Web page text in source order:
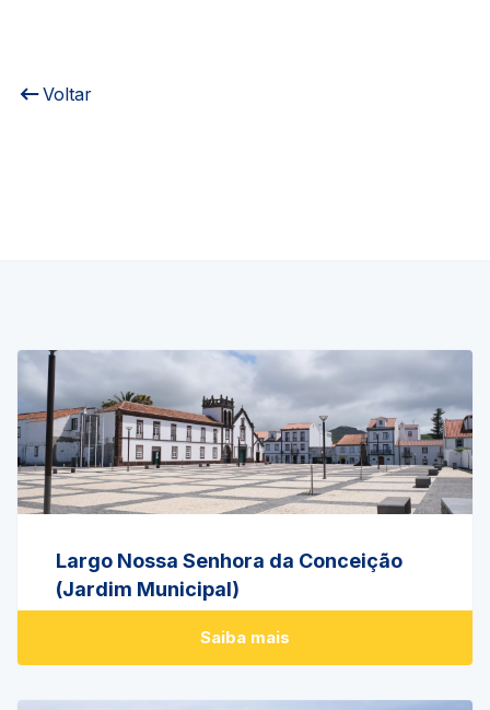
Voltar
Largo Nossa Senhora da Conceição
(Jardim Municipal)
Saiba mais